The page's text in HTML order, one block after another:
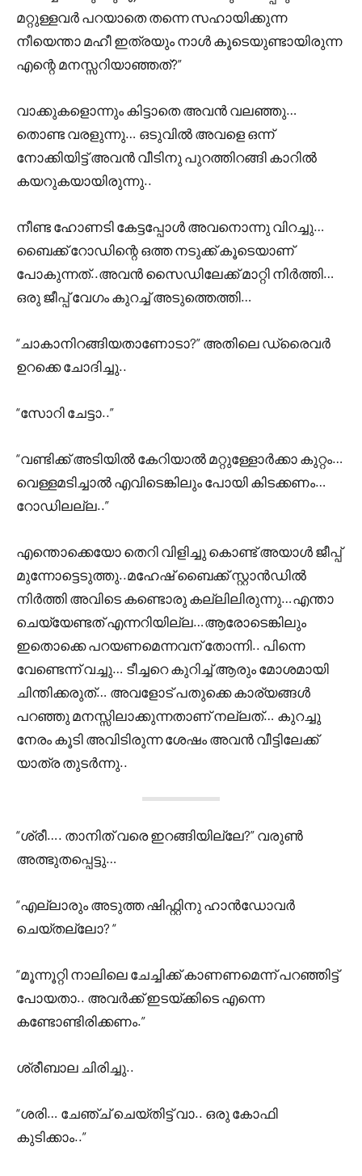
മറ്റുള്ളവർ പറയാതെ തന്നെ സഹായിക്കുന്ന
നീയെന്താ മഹീ ഇത്രയും നാൾ കൂടെയുണ്ടായിരുന്ന
എന്റെ മനസ്സറിയാഞ്ഞത്?”
വാക്കുകളൊന്നും കിട്ടാതെ അവൻ വലഞ്ഞു…
തൊണ്ട വരളുന്നു… ഒടുവിൽ അവളെ ഒന്ന്
നോക്കിയിട്ട് അവൻ വീടിനു പുറത്തിറങ്ങി കാറിൽ
കയറുകയായിരുന്നു..
നീണ്ട ഹോണടി കേട്ടപ്പോൾ അവനൊന്നു വിറച്ചു…
ബൈക്ക് റോഡിന്റെ ഒത്ത നടുക്ക് കൂടെയാണ്
പോകുന്നത്..അവൻ സൈഡിലേക്ക് മാറ്റി നിർത്തി…
ഒരു ജീപ്പ് വേഗം കുറച്ച് അടുത്തെത്തി…
“ചാകാനിറങ്ങിയതാണോടാ?” അതിലെ ഡ്രൈവർ
ഉറക്കെ ചോദിച്ചു..
“സോറി ചേട്ടാ..”
“വണ്ടിക്ക് അടിയിൽ കേറിയാൽ മറ്റുള്ളോർക്കാ കുറ്റം…
വെള്ളമടിച്ചാൽ എവിടെങ്കിലും പോയി കിടക്കണം…
റോഡിലല്ല..”
എന്തൊക്കെയോ തെറി വിളിച്ചു കൊണ്ട് അയാൾ ജീപ്പ്
മുന്നോട്ടെടുത്തു..മഹേഷ്‌ ബൈക്ക് സ്റ്റാൻഡിൽ
നിർത്തി അവിടെ കണ്ടൊരു കല്ലിലിരുന്നു…എന്താ
ചെയ്യേണ്ടത് എന്നറിയില്ല…ആരോടെങ്കിലും
ഇതൊക്കെ പറയണമെന്നവന് തോന്നി.. പിന്നെ
വേണ്ടെന്ന് വച്ചു… ടീച്ചറെ കുറിച്ച് ആരും മോശമായി
ചിന്തിക്കരുത്… അവളോട് പതുക്കെ കാര്യങ്ങൾ
പറഞ്ഞു മനസ്സിലാക്കുന്നതാണ് നല്ലത്… കുറച്ചു
നേരം കൂടി അവിടിരുന്ന ശേഷം അവൻ വീട്ടിലേക്ക്
യാത്ര തുടർന്നു..
“ശ്രീ…. താനിത് വരെ ഇറങ്ങിയില്ലേ?” വരുൺ
അത്ഭുതപ്പെട്ടു…
“എല്ലാരും അടുത്ത ഷിഫ്റ്റിനു ഹാൻഡോവർ
ചെയ്തല്ലോ? “
“മൂന്നൂറ്റി നാലിലെ ചേച്ചിക്ക് കാണണമെന്ന് പറഞ്ഞിട്ട്
പോയതാ.. അവർക്ക് ഇടയ്ക്കിടെ എന്നെ
കണ്ടോണ്ടിരിക്കണം.”
ശ്രീബാല ചിരിച്ചു..
“ശരി… ചേഞ്ച് ചെയ്തിട്ട് വാ.. ഒരു കോഫി
കുടിക്കാം..”